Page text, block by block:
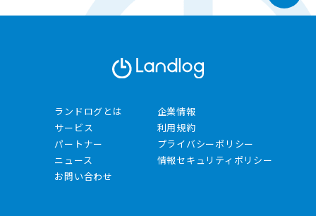
ランドログとは
サービス
パートナー
ニュース
お問い合わせ
企業情報
利用規約
プライバシーポリシー
情報セキュリティポリシー​